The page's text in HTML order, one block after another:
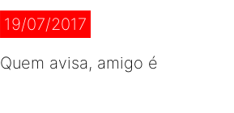
19/07/2017
Quem avisa, amigo é